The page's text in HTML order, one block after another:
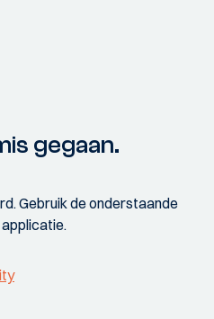
gegaan.
Gebruik de onderstaande